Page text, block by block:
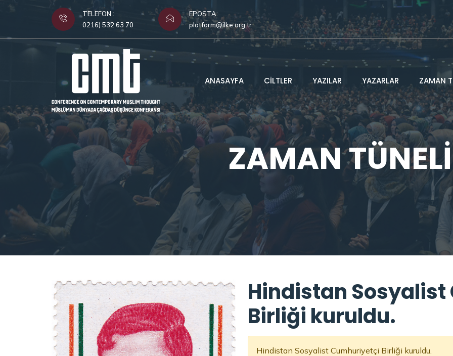
TELEFON :
0216) 532 63 70
EPOSTA:
platform@ilke.org.tr
ANASAYFA CİLTLER YAZILAR YAZARLAR ZAMAN
ZAMAN TÜNELİ
Hindistan
Birliği kuruldu.
Hindistan Sosyalist Cumhuriyetçi Birliği kuruldu.